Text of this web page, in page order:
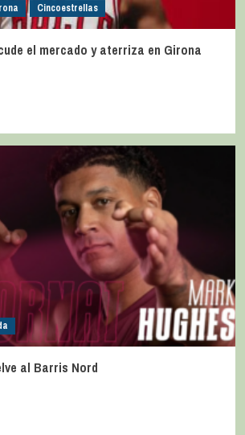
Cincoestrellas
el mercado y aterriza en Girona
al Barris Nord